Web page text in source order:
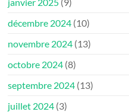
décembre 2024 (10)
novembre 2024 (13)
octobre 2024 (8)
septembre 2024 (13)
juillet 2024 (3)